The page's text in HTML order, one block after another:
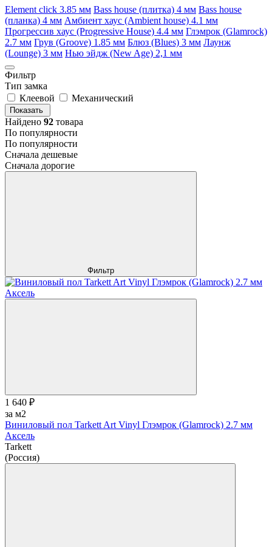
Element click 3.85 мм Bass house (плитка) 4 мм Bass house
(планка) 4 мм Амбиент хаус (Ambient house) 4.1 мм
Прогрессив хаус (Progressive House) 4.4 мм Глэмрок (Glamrock)
2.7 мм Грув (Groove) 1.85 мм Блюз (Blues) 3 мм Лаунж
(Lounge) 3 мм Нью эйдж (New Age) 2,1 мм
Фильтр
Тип замка
Клеевой
Механический
Показать
Найдено 92 товара
По популярности
По популярности
Сначала дешевые
Сначала дорогие
Фильтр
1 640 ₽
за м2
Виниловый пол Tarkett Art Vinyl Глэмрок (Glamrock) 2.7 мм
Аксель
Tarkett
(Россия)